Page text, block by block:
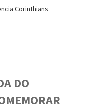
Corinthians
DO